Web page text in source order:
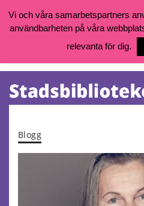
Vill du söka böcker, logga in på ditt
goteborg.se/bibliotek
Öppettider, katalog och kontakt
Tjänster
Blogg
Vi och våra samarbetspartners
användbarheten på våra
relevanta för dig.